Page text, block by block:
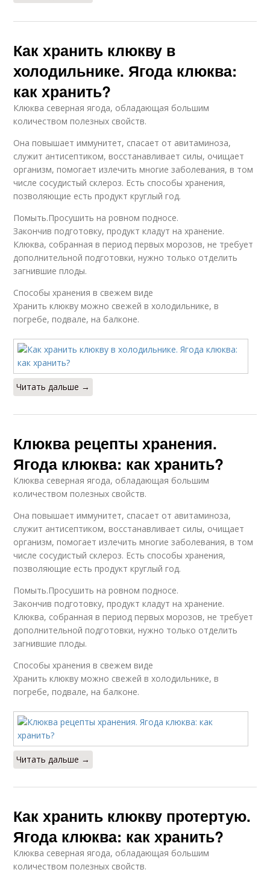
Как хранить клюкву в
холодильнике. Ягода клюква:
как хранить?
Клюква северная ягода, обладающая большим
количеством полезных свойств.
Она повышает иммунитет, спасает от авитаминоза,
служит антисептиком, восстанавливает силы, очищает
организм, помогает излечить многие заболевания, в том
числе сосудистый склероз. Есть способы хранения,
позволяющие есть продукт круглый год.
Помыть.Просушить на ровном подносе.
Закончив подготовку, продукт кладут на хранение.
Клюква, собранная в период первых морозов, не требует
дополнительной подготовки, нужно только отделить
загнившие плоды.
Способы хранения в свежем виде
Хранить клюкву можно свежей в холодильнике, в
погребе, подвале, на балконе.
Читать дальше →
Клюква рецепты хранения.
Ягода клюква: как хранить?
Клюква северная ягода, обладающая большим
количеством полезных свойств.
Она повышает иммунитет, спасает от авитаминоза,
служит антисептиком, восстанавливает силы, очищает
организм, помогает излечить многие заболевания, в том
числе сосудистый склероз. Есть способы хранения,
позволяющие есть продукт круглый год.
Помыть.Просушить на ровном подносе.
Закончив подготовку, продукт кладут на хранение.
Клюква, собранная в период первых морозов, не требует
дополнительной подготовки, нужно только отделить
загнившие плоды.
Способы хранения в свежем виде
Хранить клюкву можно свежей в холодильнике, в
погребе, подвале, на балконе.
Читать дальше →
Как хранить клюкву протертую.
Ягода клюква: как хранить?
Клюква северная ягода, обладающая большим
количеством полезных свойств.